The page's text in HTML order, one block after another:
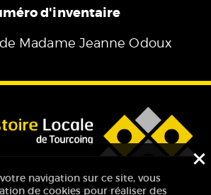
navigation sur ce site, vous
de cookies pour réaliser des
d'inventaire
Madame Jeanne Odoux
de site Mentions légales